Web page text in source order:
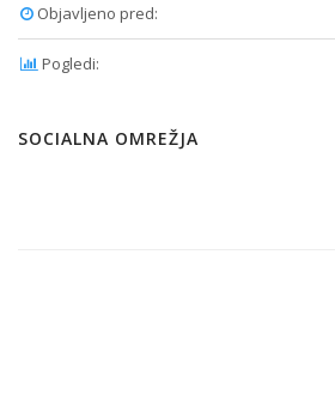
Objavljeno pred:
Pogledi:
SOCIALNA OMREŽJA